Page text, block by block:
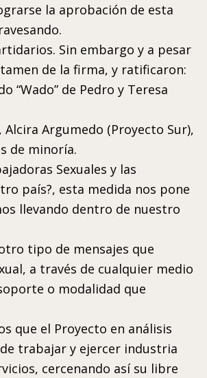
la aprobación de esta
Sin embargo y a pesar
de la firma, y ratificaron:
“Wado” de Pedro y Teresa
Argumedo (Proyecto Sur),
de minoría.
Sexuales y las
país?, esta medida nos pone
llevando dentro de nuestro
tipo de mensajes que
a través de cualquier medio
o modalidad que
que el Proyecto en análisis
trabajar y ejercer industria
cercenando así su libre